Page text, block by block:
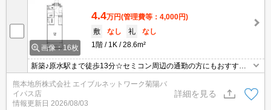
画像：16枚
4.4万円(管理費等：4,000円)
敷
なし 礼
なし
1階
1K 28.6m²
新築♪原水駅まで徒歩13分☆セミコン周辺の通勤の方にもおすすめ
です！！インターネット無料☆オートロック☆防犯カメラ☆浴室乾
燥機☆システムキッチン☆
熊本地所株式会社 エイブルネットワーク菊陽バ
イパス店
情報更新日 2026/08/03
詳細を見る